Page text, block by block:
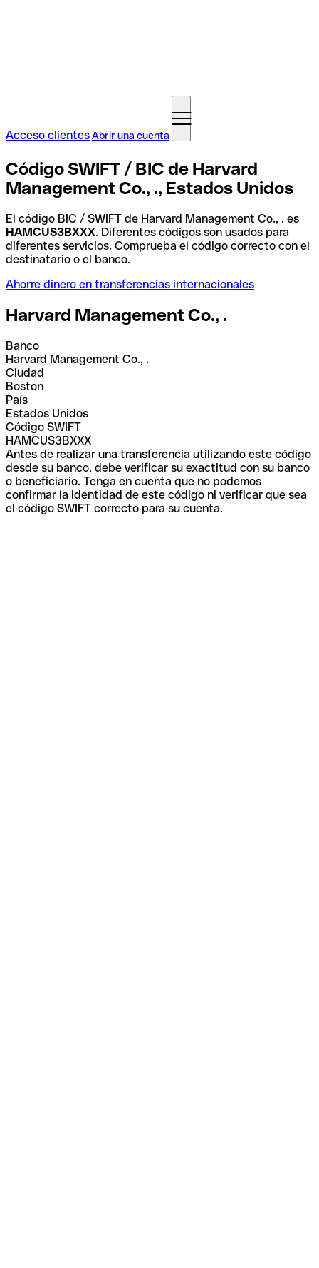
Acceso clientesAbrir una cuenta
Código SWIFT / BIC de Harvard
Management Co., ., Estados Unidos
El código BIC / SWIFT de Harvard Management Co., . es
HAMCUS3BXXX. Diferentes códigos son usados para
diferentes servicios. Comprueba el código correcto con el
destinatario o el banco.
Ahorre dinero en transferencias internacionales
Harvard Management Co., .
Banco
Harvard Management Co., .
Ciudad
Boston
País
Estados Unidos
Código SWIFT
HAMCUS3BXXX
Antes de realizar una transferencia utilizando este código
desde su banco, debe verificar su exactitud con su banco
o beneficiario. Tenga en cuenta que no podemos
confirmar la identidad de este código ni verificar que sea
el código SWIFT correcto para su cuenta.